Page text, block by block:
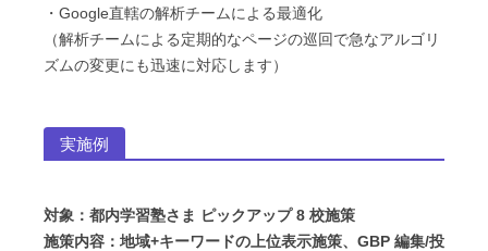
・Google直轄の解析チームによる最適化
（解析チームによる定期的なページの巡回で急なアルゴリ
ズムの変更にも迅速に対応します）
実施例
対象：都内学習塾さま ピックアップ 8 校施策
施策内容：地域+キーワードの上位表示施策、GBP 編集/投